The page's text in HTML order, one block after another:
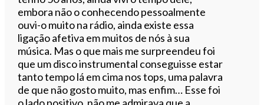
embora não o conhecendo pessoalmente
ouvi-o muito na rádio, ainda existe essa
ligação afetiva em muitos de nós à sua
música. Mas o que mais me surpreendeu foi
que um disco instrumental conseguisse estar
tanto tempo lá em cima nos tops, uma palavra
de que não gosto muito, mas enfim… Esse foi